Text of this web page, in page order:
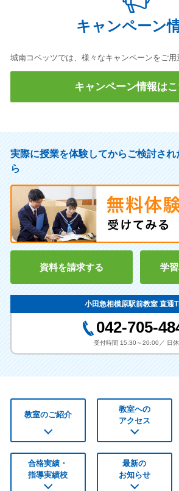
キャンペーン
城南コベッツでは、様々なキャンペーンをご用
キャンペーン情報は
実際に授業を体験してからご検討さ
ら
資料を請求する 学
小田急相模原駅前教室 直通
042-705-
受付時間 15:30～20:00／ 日休
教室のご紹介
教室への
アクセス
合格実績・
指導実績校
最新の
お知らせ